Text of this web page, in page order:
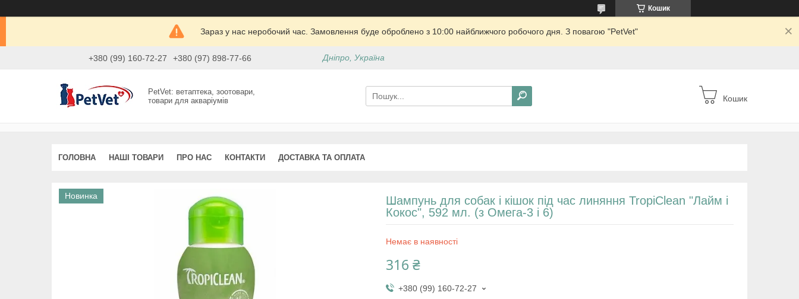
Кошик
Зараз у нас неробочий час. Замовлення буде оброблено з 10:00 найближчого робочого дня. З повагою "PetVet"
+380 (99) 160-72-27 +380 (97) 898-77-66 Дніпро, Україна
PetVet: ветаптека, зоотовари,
товари для акваріумів
Кошик
ГОЛОВНА НАШІ ТОВАРИ ПРО НАС КОНТАКТИ ДОСТАВКА ТА ОПЛАТА
Новинка
Шампунь для собак і кішок під час линяння TropiClean "Лайм і
Кокос", 592 мл. (з Омега-3 і 6)
Немає в наявності
316 ₴
+380 (99) 160-72-27